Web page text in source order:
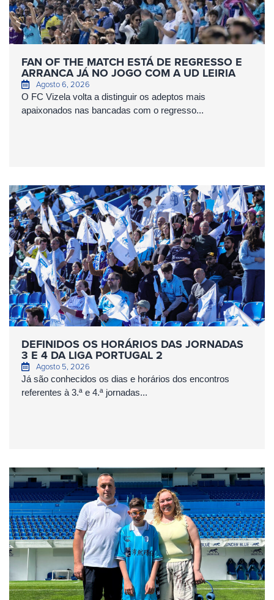
FAN OF THE MATCH ESTÁ DE REGRESSO E
ARRANCA JÁ NO JOGO COM A UD LEIRIA
Agosto 6, 2026
O FC Vizela volta a distinguir os adeptos mais
apaixonados nas bancadas com o regresso...
DEFINIDOS OS HORÁRIOS DAS JORNADAS
3 E 4 DA LIGA PORTUGAL 2
Agosto 5, 2026
Já são conhecidos os dias e horários dos encontros
referentes à 3.ª e 4.ª jornadas...